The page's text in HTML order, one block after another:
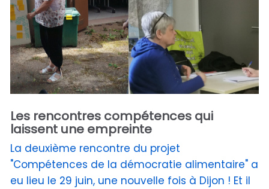
Les rencontres compétences qui
laissent une empreinte
La deuxième rencontre du projet
"Compétences de la démocratie alimentaire" a
eu lieu le 29 juin, une nouvelle fois à Dijon ! Et il